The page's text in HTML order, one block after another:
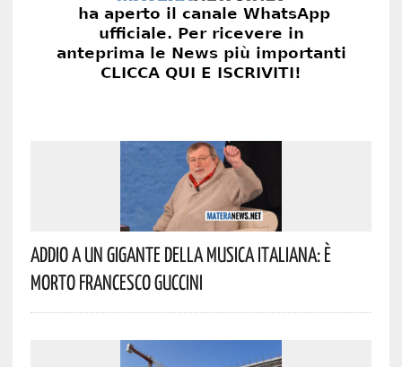
Addio A Un Gigante Della Musica Italiana: È
Morto Francesco Guccini